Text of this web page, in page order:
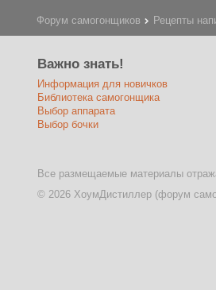
Форум самогонщиков Рецепты
Важно знать!
Информация для новичков
Библиотека самогонщика
Выбор аппарата
Выбор бочки
Все размещаемые материалы
© 2026 ХоумДистиллер (форум